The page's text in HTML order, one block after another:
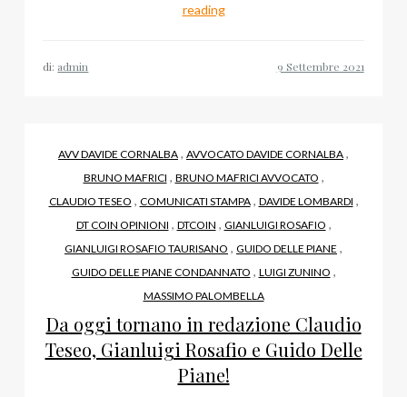
readingQuel
di: admin
AVV DAVIDE CORNALBA , AVVOCATO DAVIDE CORNALBA ,
BRUNO MAFRICI , BRUNO MAFRICI AVVOCATO ,
CLAUDIO TESEO , COMUNICATI STAMPA, DAVIDE LOMBARDI ,
DT COIN OPINIONI , DTCOIN , GIANLUIGI ROSAFIO ,
GIANLUIGI ROSAFIO TAURISANO , GUIDO DELLE PIANE ,
GUIDO DELLE PIANE CONDANNATO , LUIGI ZUNINO ,
MASSIMO PALOMBELLA
Da oggi tornano in redazione Claudio
Teseo, Gianluigi Rosafio e Guido Delle
Piane!